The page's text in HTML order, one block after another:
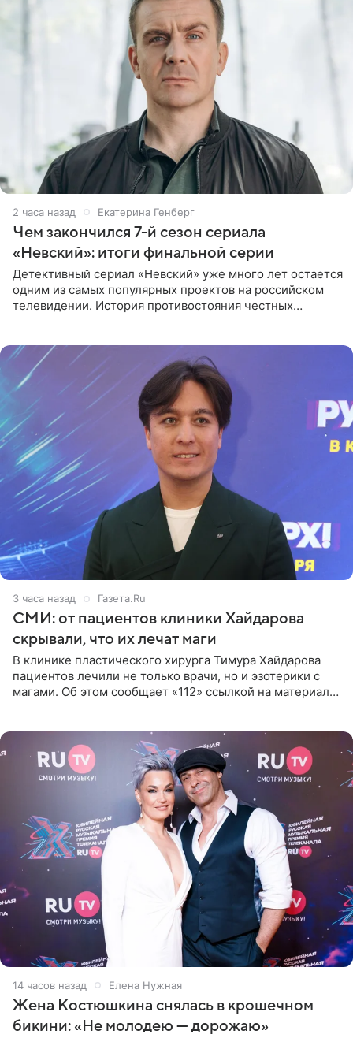
2 часа назад Екатерина Генберг
Чем закончился 7-й сезон сериала
«Невский»: итоги финальной серии
Детективный сериал «Невский» уже много лет остается
одним из самых популярных проектов на российском
телевидении. История противостояния честных
3 часа назад Газета.Ru
СМИ: от пациентов клиники Хайдарова
скрывали, что их лечат маги
В клинике пластического хирурга Тимура Хайдарова
пациентов лечили не только врачи, но и эзотерики с
магами. Об этом сообщает «112» ссылкой на материалы
14 часов назад Елена Нужная
Жена Костюшкина снялась в крошечном
бикини: «Не молодею — дорожаю»